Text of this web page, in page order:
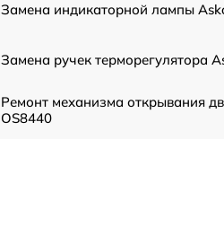
Замена индикаторной лампы
Замена ручек терморегулятора
Ремонт механизма открывания
OS8440